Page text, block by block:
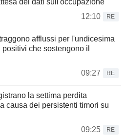
dei dati sull'occupazione
12:10
RE
afflussi per l'undicesima
che sostengono il
09:27
RE
la settima perdita
causa dei persistenti timori su
09:25
RE